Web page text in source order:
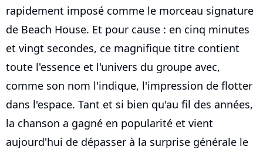
rapidement imposé comme le morceau signature
de Beach House. Et pour cause : en cinq minutes
et vingt secondes, ce magnifique titre contient
toute l'essence et l'univers du groupe avec,
comme son nom l'indique, l'impression de flotter
dans l'espace. Tant et si bien qu'au fil des années,
la chanson a gagné en popularité et vient
aujourd'hui de dépasser à la surprise générale le